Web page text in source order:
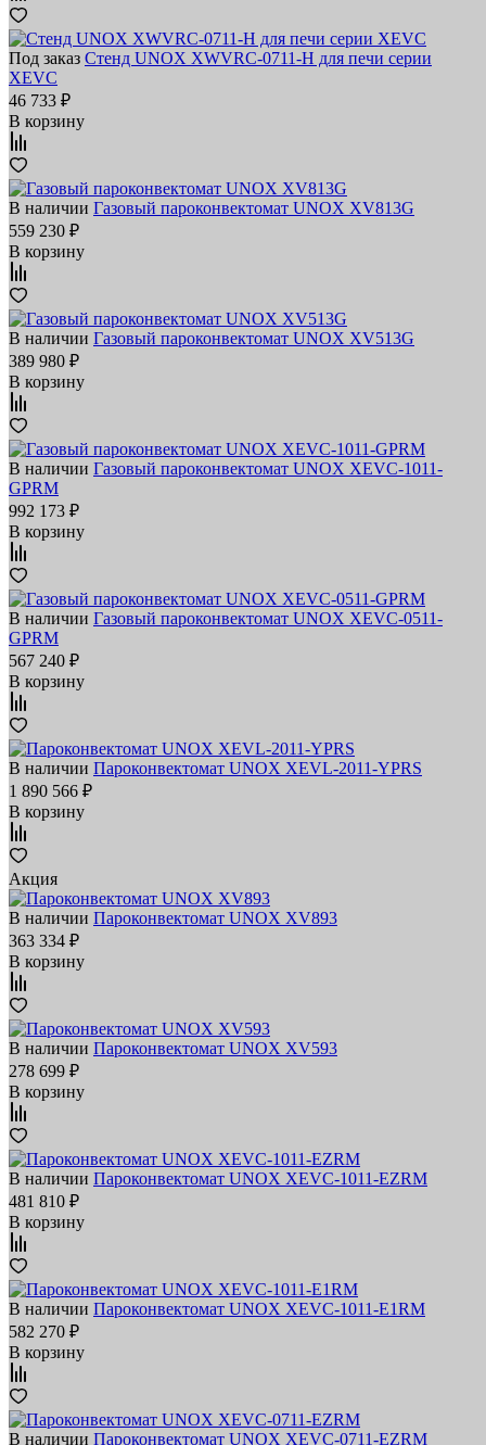
Под заказ Стенд UNOX XWVRC-0711-H для печи серии
XEVC
46 733 ₽
В корзину
В наличии Газовый пароконвектомат UNOX XV813G
559 230 ₽
В корзину
В наличии Газовый пароконвектомат UNOX XV513G
389 980 ₽
В корзину
В наличии Газовый пароконвектомат UNOX XEVC-1011-
GPRM
992 173 ₽
В корзину
В наличии Газовый пароконвектомат UNOX XEVC-0511-
GPRM
567 240 ₽
В корзину
В наличии Пароконвектомат UNOX XEVL-2011-YPRS
1 890 566 ₽
В корзину
Акция
В наличии Пароконвектомат UNOX XV893
363 334 ₽
В корзину
В наличии Пароконвектомат UNOX XV593
278 699 ₽
В корзину
В наличии Пароконвектомат UNOX XEVC-1011-EZRM
481 810 ₽
В корзину
В наличии Пароконвектомат UNOX XEVC-1011-E1RM
582 270 ₽
В корзину
В наличии Пароконвектомат UNOX XEVC-0711-EZRM